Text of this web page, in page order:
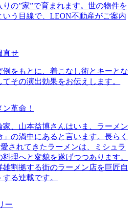
の”家”で育まれます。世の物件を
いう目線で、LEON不動産がご案内
直せ
例をもとに、着こなし術とキーとな
その演出効果をお伝えします。
革命！
家、山本益博さんはいま、ラーメン
の渦中にあると言います。長らく
されてきたラーメンは、ミシュラ
理へと変貌を遂げつつあります。
雄割拠する街のラーメン店を巨匠自
る連載です。
ー